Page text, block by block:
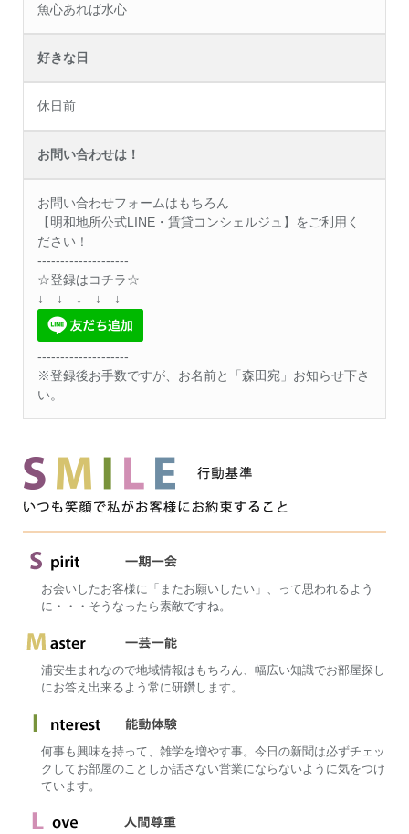
魚心あれば水心
好きな日
休日前
お問い合わせは！
お問い合わせフォームはもちろん
【明和地所公式LINE・賃貸コンシェルジュ】をご利用く
ださい！
--------------------
☆登録はコチラ☆
↓ ↓ ↓ ↓ ↓
--------------------
※登録後お手数ですが、お名前と「森田宛」お知らせ下さ
い。
お会いしたお客様に「またお願いしたい」、って思われるよう
に・・・そうなったら素敵ですね。
浦安生まれなので地域情報はもちろん、幅広い知識でお部屋探し
にお答え出来るよう常に研鑽します。
何事も興味を持って、雑学を増やす事。今日の新聞は必ずチェッ
クしてお部屋のことしか話さない営業にならないように気をつけ
ています。